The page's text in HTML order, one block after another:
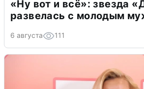
«Ну вот и всё»: звезда
развелась с молодым
6 августа 111